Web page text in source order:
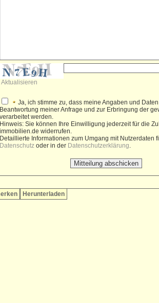
Aktualisieren
Ja, ich stimme zu, dass meine Angaben und
Beantwortung meiner Anfrage und zur Erbringung der
verarbeitet werden.
Hinweis: Sie können Ihre Einwilligung jederzeit für die
immobilien.de widerrufen.
Detaillierte Informationen zum Umgang mit Nutzerdaten
Datenschutz oder in der Datenschutzerklärung
Herunterladen